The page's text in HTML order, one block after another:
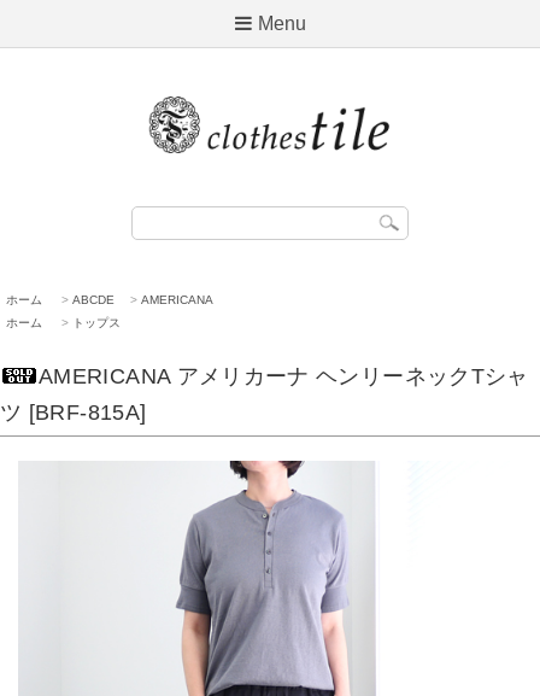
Menu
ホーム > ABCDE > AMERICANA
ホーム
> トップス
AMERICANA アメリカーナ ヘンリーネックTシャ
ツ [BRF-815A]